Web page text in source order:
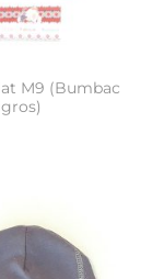
M9 (Bumbac